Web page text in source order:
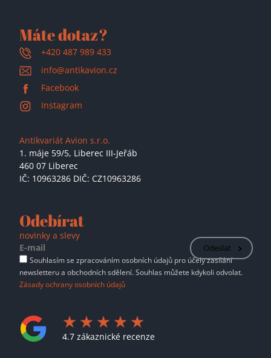
Máte dotaz?
+420 487 989 433
info@antikavion.cz
Facebook
Instagram
Antikvariát Avion s.r.o.
1. máje 59/5, Liberec III-Jeřáb
460 07 Liberec
IČ: 10963286 DIČ: CZ10963286
Odebírat
novinky a slevy
Odeslat
Souhlasím se zpracováním osobních údajů pro účely zasílání
newsletteru a obchodních sdělení. Souhlas můžete kdykoli odvolat.
Zásady ochrany osobních údajů
4.7 zákaznické recenze